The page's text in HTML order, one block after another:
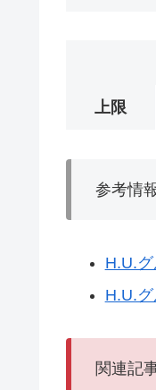
上限
参考情
H.U.
H.U.
関連記